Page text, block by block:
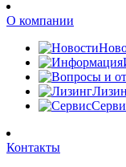
О компании
Контакты